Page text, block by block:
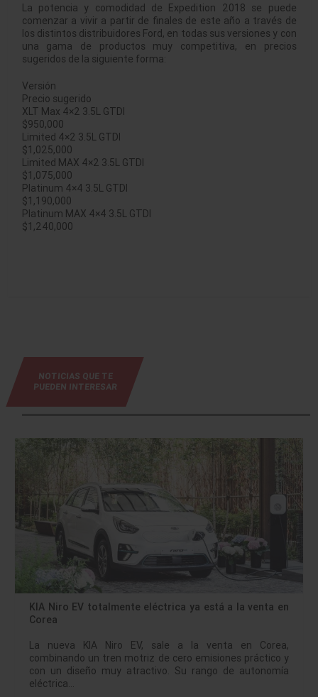
La potencia y comodidad de Expedition 2018 se puede
comenzar a vivir a partir de finales de este año a través de
los distintos distribuidores Ford, en todas sus versiones y con
una gama de productos muy competitiva, en precios
sugeridos de la siguiente forma:
Versión
Precio sugerido
XLT Max 4×2 3.5L GTDI
$950,000
Limited 4×2 3.5L GTDI
$1,025,000
Limited MAX 4×2 3.5L GTDI
$1,075,000
Platinum 4×4 3.5L GTDI
$1,190,000
Platinum MAX 4×4 3.5L GTDI
$1,240,000
NOTICIAS QUE TE
PUEDEN INTERESAR
KIA Niro EV totalmente eléctrica ya está a la venta en
Corea
La nueva KIA Niro EV, sale a la venta en Corea,
combinando un tren motriz de cero emisiones práctico y
con un diseño muy atractivo. Su rango de autonomía
eléctrica…